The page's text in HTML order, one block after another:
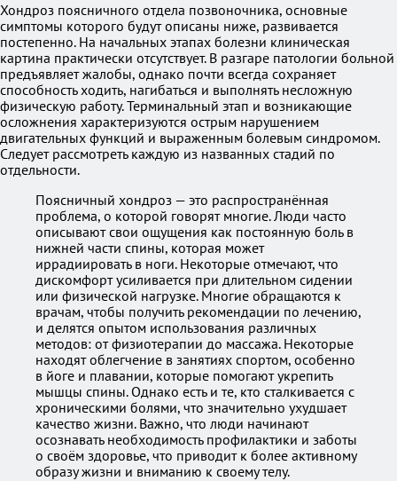
Хондроз поясничного отдела позвоночника, основные
симптомы которого будут описаны ниже, развивается
постепенно. На начальных этапах болезни клиническая
картина практически отсутствует. В разгаре патологии больной
предъявляет жалобы, однако почти всегда сохраняет
способность ходить, нагибаться и выполнять несложную
физическую работу. Терминальный этап и возникающие
осложнения характеризуются острым нарушением
двигательных функций и выраженным болевым синдромом.
Следует рассмотреть каждую из названных стадий по
отдельности.
Поясничный хондроз — это распространённая
проблема, о которой говорят многие. Люди часто
описывают свои ощущения как постоянную боль в
нижней части спины, которая может
иррадиировать в ноги. Некоторые отмечают, что
дискомфорт усиливается при длительном сидении
или физической нагрузке. Многие обращаются к
врачам, чтобы получить рекомендации по лечению,
и делятся опытом использования различных
методов: от физиотерапии до массажа. Некоторые
находят облегчение в занятиях спортом, особенно
в йоге и плавании, которые помогают укрепить
мышцы спины. Однако есть и те, кто сталкивается с
хроническими болями, что значительно ухудшает
качество жизни. Важно, что люди начинают
осознавать необходимость профилактики и заботы
о своём здоровье, что приводит к более активному
образу жизни и вниманию к своему телу.